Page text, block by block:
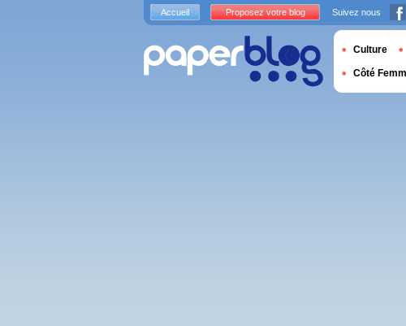
Accueil Proposez votre blog Suivez nous
Culture
Côté